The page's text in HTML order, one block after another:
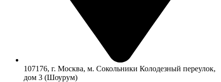
107176, г. Москва, м. Сокольники Колодезный переулок,
дом 3 (Шоурум)